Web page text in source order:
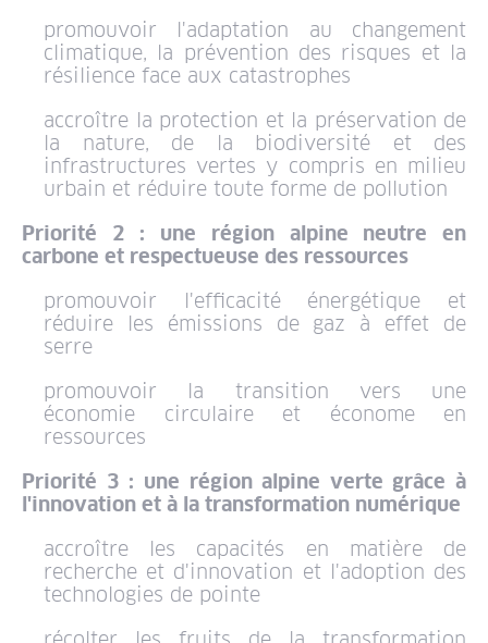
promouvoir l'adaptation au changement
climatique, la prévention des risques et la
résilience face aux catastrophes
accroître la protection et la préservation de
la nature, de la biodiversité et des
infrastructures vertes y compris en milieu
urbain et réduire toute forme de pollution
Priorité 2 : une région alpine neutre en
carbone et respectueuse des ressources
promouvoir l'efficacité énergétique et
réduire les émissions de gaz à effet de
serre
promouvoir la transition vers une
économie circulaire et économe en
ressources
Priorité 3 : une région alpine verte grâce à
l'innovation et à la transformation numérique
accroître les capacités en matière de
recherche et d'innovation et l'adoption des
technologies de pointe